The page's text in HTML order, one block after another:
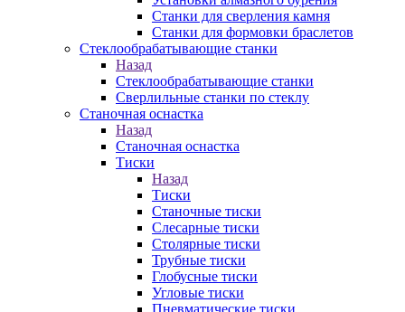
Станки для сверления камня
Станки для формовки браслетов
Стеклообрабатывающие станки
Назад
Стеклообрабатывающие станки
Сверлильные станки по стеклу
Станочная оснастка
Назад
Станочная оснастка
Тиски
Назад
Тиски
Станочные тиски
Слесарные тиски
Столярные тиски
Трубные тиски
Глобусные тиски
Угловые тиски
Пневматические тиски